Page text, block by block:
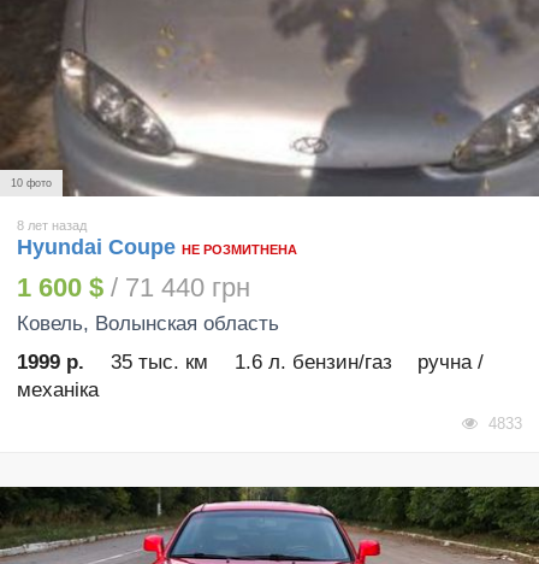
10 фото
8 лет назад
Hyundai Coupe НЕ РОЗМИТНЕНА
1 600 $ / 71 440 грн
Ковель, Волынская область
1999 р.
35 тыс. км 1.6 л. бензин/газ
ручна /
механіка
4833